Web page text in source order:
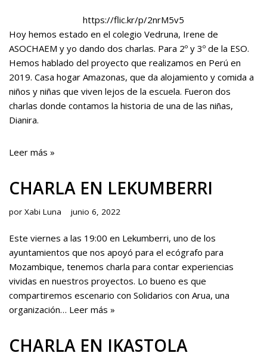
https://flic.kr/p/2nrM5v5
Hoy hemos estado en el colegio Vedruna, Irene de
ASOCHAEM y yo dando dos charlas. Para 2º y 3º de la ESO.
Hemos hablado del proyecto que realizamos en Perú en
2019. Casa hogar Amazonas, que da alojamiento y comida a
niños y niñas que viven lejos de la escuela. Fueron dos
charlas donde contamos la historia de una de las niñas,
Dianira.
Leer más »
CHARLA EN LEKUMBERRI
por Xabi Luna junio 6, 2022
Este viernes a las 19:00 en Lekumberri, uno de los
ayuntamientos que nos apoyó para el ecógrafo para
Mozambique, tenemos charla para contar experiencias
vividas en nuestros proyectos. Lo bueno es que
compartiremos escenario con Solidarios con Arua, una
organización… Leer más »
CHARLA EN IKASTOLA